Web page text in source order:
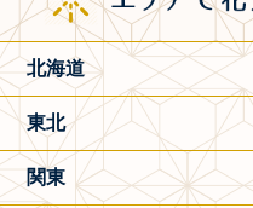
北海道
東北
関東